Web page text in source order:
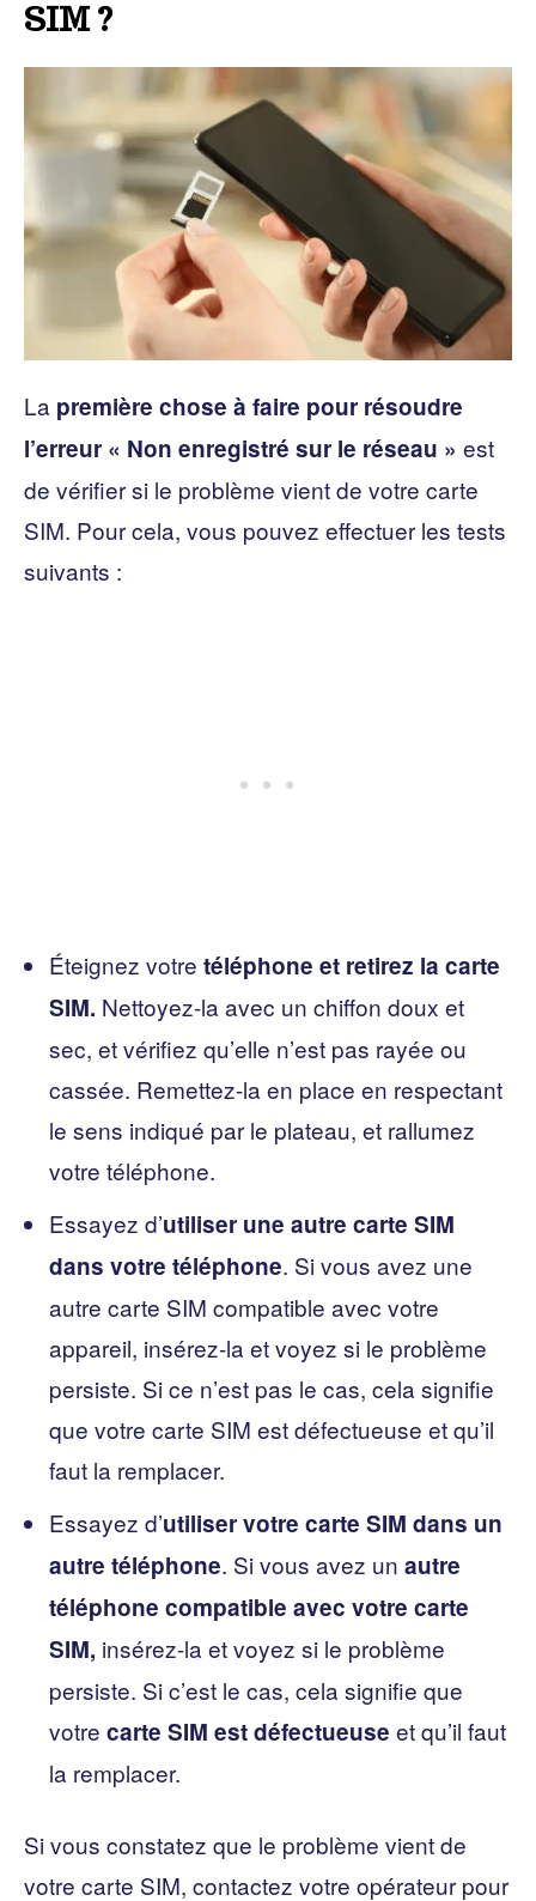
SIM ?
La première chose à faire pour résoudre
l’erreur « Non enregistré sur le réseau » est
de vérifier si le problème vient de votre carte
SIM. Pour cela, vous pouvez effectuer les tests
suivants :
Éteignez votre téléphone et retirez la carte
SIM. Nettoyez-la avec un chiffon doux et
sec, et vérifiez qu’elle n’est pas rayée ou
cassée. Remettez-la en place en respectant
le sens indiqué par le plateau, et rallumez
votre téléphone.
Essayez d’utiliser une autre carte SIM
dans votre téléphone. Si vous avez une
autre carte SIM compatible avec votre
appareil, insérez-la et voyez si le problème
persiste. Si ce n’est pas le cas, cela signifie
que votre carte SIM est défectueuse et qu’il
faut la remplacer.
Essayez d’utiliser votre carte SIM dans un
autre téléphone. Si vous avez un autre
téléphone compatible avec votre carte
SIM, insérez-la et voyez si le problème
persiste. Si c’est le cas, cela signifie que
votre carte SIM est défectueuse et qu’il faut
la remplacer.
Si vous constatez que le problème vient de
votre carte SIM, contactez votre opérateur pour